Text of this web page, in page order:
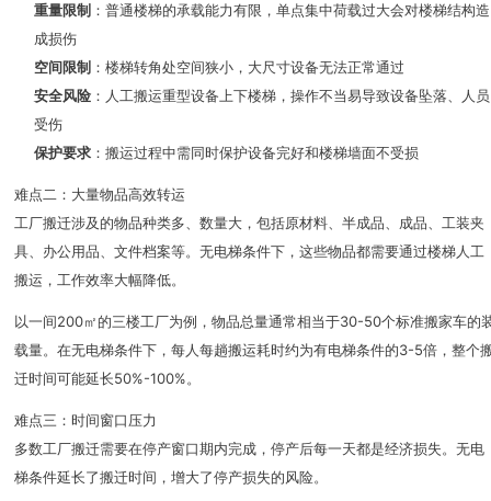
重量限制 ：普通楼梯的承载能力有限，单点集中荷载过大会对楼梯结构造
成损伤
空间限制 ：楼梯转角处空间狭小，大尺寸设备无法正常通过
安全风险 ：人工搬运重型设备上下楼梯，操作不当易导致设备坠落、人员
受伤
保护要求 ：搬运过程中需同时保护设备完好和楼梯墙面不受损
难点二：大量物品高效转运
工厂搬迁涉及的物品种类多、数量大，包括原材料、半成品、成品、工装夹
具、办公用品、文件档案等。无电梯条件下，这些物品都需要通过楼梯人工
搬运，工作效率大幅降低。
以一间200㎡的三楼工厂为例，物品总量通常相当于30-50个标准搬家车的
载量。在无电梯条件下，每人每趟搬运耗时约为有电梯条件的3-5倍，整个
迁时间可能延长50%-100%。
难点三：时间窗口压力
多数工厂搬迁需要在停产窗口期内完成，停产后每一天都是经济损失。无电
梯条件延长了搬迁时间，增大了停产损失的风险。